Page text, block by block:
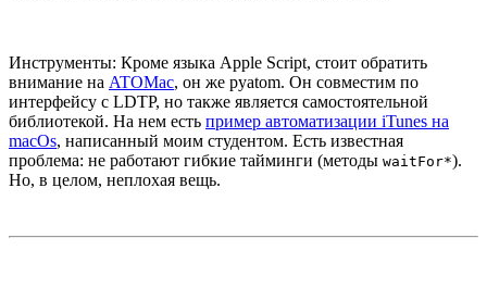
Инструменты: Кроме языка Apple Script, стоит обратить
внимание на ATOMac, он же pyatom. Он совместим по
интерфейсу с LDTP, но также является самостоятельной
библиотекой. На нем есть пример автоматизации iTunes на
macOs, написанный моим студентом. Есть известная
проблема: не работают гибкие тайминги (методы waitFor*).
Но, в целом, неплохая вещь.